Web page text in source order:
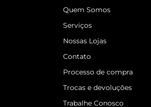
Quem Somos
Serviços
Nossas Lojas
Contato
Processo de compra
Trocas e devoluções
Trabalhe Conosco